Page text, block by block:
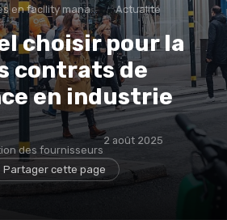
facility management Actualité
choisir pour la
contrats de
en industrie
des fournisseurs
2 août 2025
Partager cette page